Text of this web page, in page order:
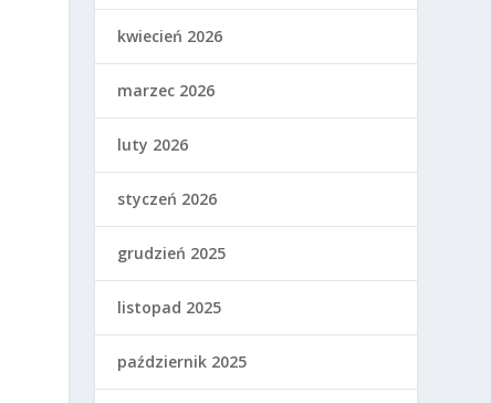
kwiecień 2026
marzec 2026
luty 2026
styczeń 2026
grudzień 2025
listopad 2025
październik 2025